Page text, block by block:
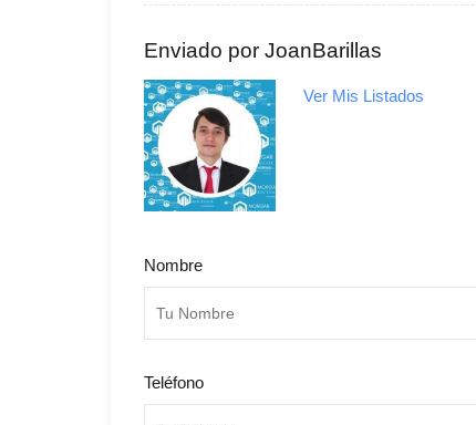
Enviado por JoanBarillas
Ver Mis Listados
Nombre
Teléfono